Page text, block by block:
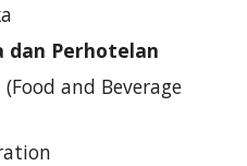
dan Perhotelan
and Beverage